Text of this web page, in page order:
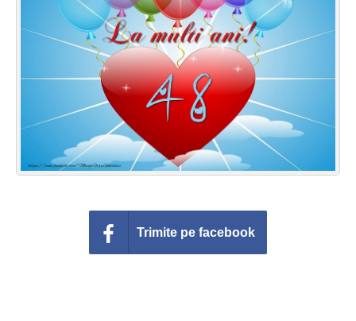
Felicitari zile saptamana
Felicitari muzicale
Felicitari muzicale personalizate
Felicitari animate
Invitatii personalizate
Trimite pe facebook